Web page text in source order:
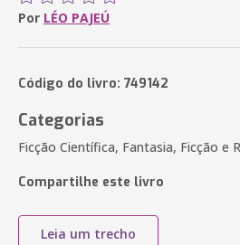
Por LÉO PAJEÚ
Código do livro: 749142
Categorias
Ficção Científica, Fantasia, Ficção e
Compartilhe este livro
Leia um trecho